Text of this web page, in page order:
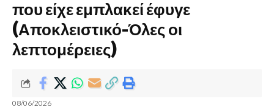
που είχε εμπλακεί έφυγε
(Αποκλειστικό-Όλες οι
λεπτομέρειες)
08/06/2026